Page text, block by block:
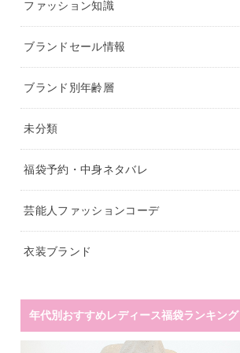
ファッション知識
ブランドセール情報
ブランド別年齢層
未分類
福袋予約・中身ネタバレ
芸能人ファッションコーデ
衣装ブランド
年代別おすすめレディース福袋ランキング